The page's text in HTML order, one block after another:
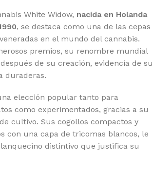
White Widow, nacida en Holanda
, se destaca como una de las cepas
en el mundo del cannabis.
premios, su renombre mundial
de su creación, evidencia de su
duraderas.
elección popular tanto para
como experimentados, gracias a su
cultivo. Sus cogollos compactos y
con una capa de tricomas blancos, le
distintivo que justifica su